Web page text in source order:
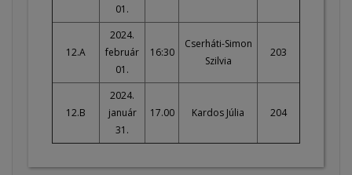
01.
12.A
2024.
február
01.
16:30
Cserháti-Simon
Szilvia
203
12.B
2024.
január
31.
17.00 Kardos Júlia 204